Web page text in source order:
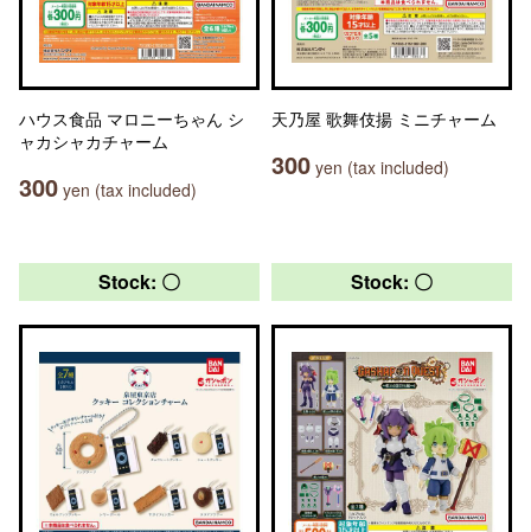
ハウス食品 マロニーちゃん シ
ャカシャカチャーム
300 yen (tax included)
天乃屋 歌舞伎揚 ミニチャーム
300 yen (tax included)
Stock: 〇 Stock: 〇